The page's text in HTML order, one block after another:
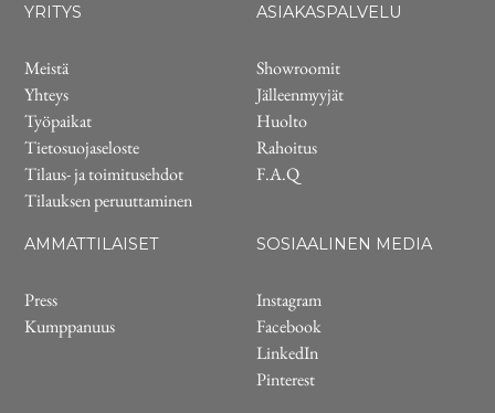
YRITYS
Meistä
Yhteys
Työpaikat
Tietosuojaseloste
Tilaus- ja toimitusehdot
Tilauksen peruuttaminen
ASIAKASPALVELU
Showroomit
Jälleenmyyjät
Huolto
Rahoitus
F.A.Q
AMMATTILAISET
Press
Kumppanuus
SOSIAALINEN MEDIA
Instagram
Facebook
LinkedIn
Pinterest